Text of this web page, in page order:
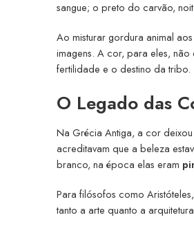
sangue; o preto do carvão,
Ao misturar gordura animal
imagens. A cor, para eles,
fertilidade e o destino da tribo.
O Legado das
Na Grécia Antiga, a cor
acreditavam que a beleza
branco, na época elas eram
Para filósofos como
tanto a arte quanto a